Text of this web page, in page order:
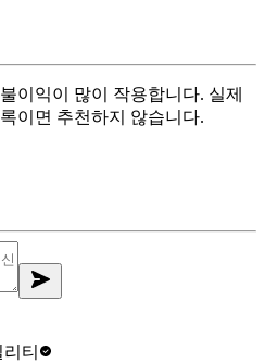
이익이 많이 작용합니다. 실제
이면 추천하지 않습니다.
티